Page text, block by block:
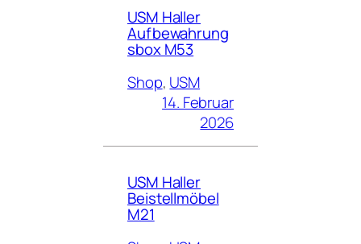
USM Haller
Aufbewahrung
sbox M53
Shop, USM
14. Februar
2026
USM Haller
Beistellmöbel
M21